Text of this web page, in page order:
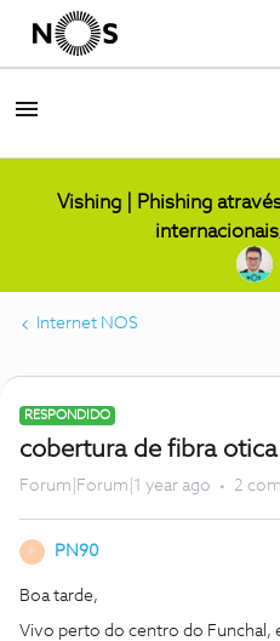
Vishing | Phishing
Internet NOS
RESPONDIDO
cobertura de fibra otica
Forum|Forum|1 year ago 2
P PN90
Boa tarde,
Vivo perto do centro do Funchal,